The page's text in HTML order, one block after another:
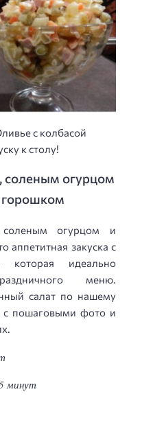
с колбасой
к столу!
соленым огурцом
огурцом и
аппетитная закуска с
которая идеально
меню.
салат по нашему
с пошаговыми фото и
минут